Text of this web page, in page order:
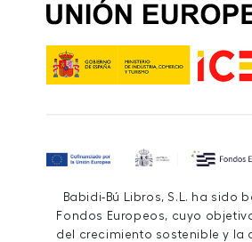
Babidi-Bú Libros, S.L. ha sido
Fondos Europeos, cuyo
del crecimiento sostenible y la